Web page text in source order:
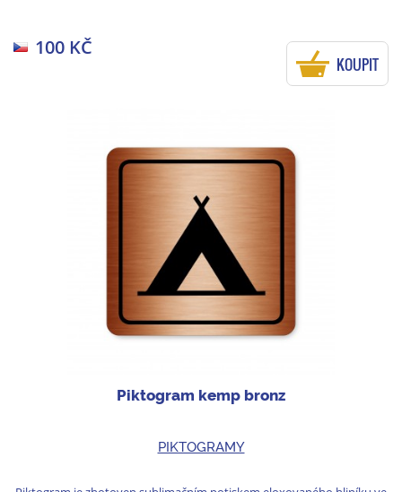
100 KČ
KOUPIT
Piktogram kemp bronz
PIKTOGRAMY